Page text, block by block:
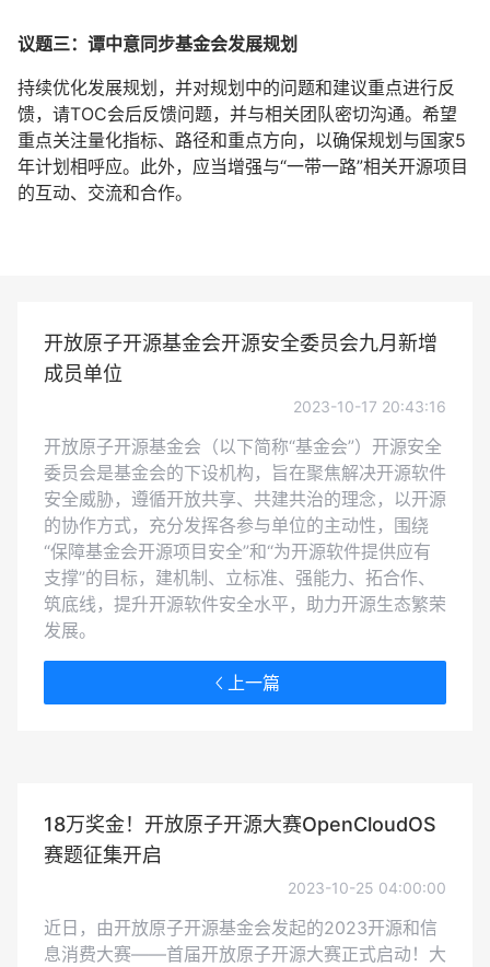
议题三：谭中意同步基金会发展规划
持续优化发展规划，并对规划中的问题和建议重点进行反
馈，请TOC会后反馈问题，并与相关团队密切沟通。希望
重点关注量化指标、路径和重点方向，以确保规划与国家5
年计划相呼应。此外，应当增强与“一带一路”相关开源项目
的互动、交流和合作。
开放原子开源基金会开源安全委员会九月新增
成员单位
2023-10-17 20:43:16
开放原子开源基金会（以下简称“基金会”）开源安全
委员会是基金会的下设机构，旨在聚焦解决开源软件
安全威胁，遵循开放共享、共建共治的理念，以开源
的协作方式，充分发挥各参与单位的主动性，围绕
“保障基金会开源项目安全”和“为开源软件提供应有
支撑”的目标，建机制、立标准、强能力、拓合作、
筑底线，提升开源软件安全水平，助力开源生态繁荣
发展。
上一篇
18万奖金！开放原子开源大赛OpenCloudOS
赛题征集开启
2023-10-25 04:00:00
近日，由开放原子开源基金会发起的2023开源和信
息消费大赛——首届开放原子开源大赛正式启动！大